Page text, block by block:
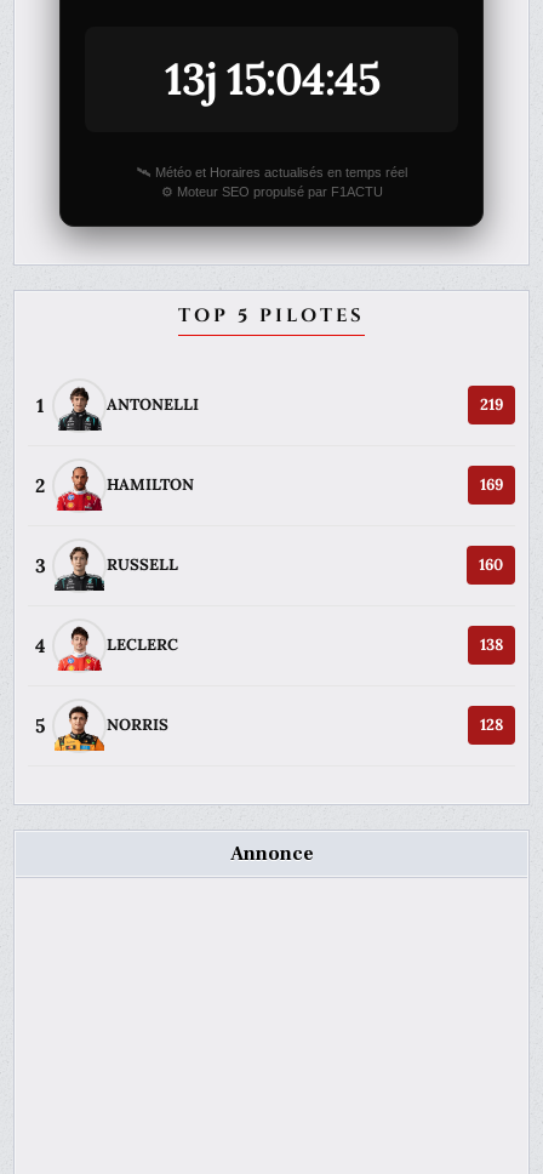
13j 15:04:45
🛰️ Météo et Horaires actualisés en temps réel
⚙️ Moteur SEO propulsé par F1ACTU
TOP 5 PILOTES
1 ANTONELLI 219
2 HAMILTON 169
3 RUSSELL 160
4 LECLERC 138
5 NORRIS 128
Annonce